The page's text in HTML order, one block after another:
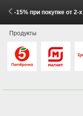
-15% при покупке от 2-х штук энергетический
Продукты